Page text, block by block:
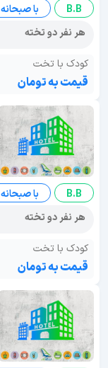
B.B
با صبحانه
هر نفر دو تخته
کودک با تخت
قیمت به تومان
B.B
با صبحانه
هر نفر دو تخته
کودک با تخت
قیمت به تومان